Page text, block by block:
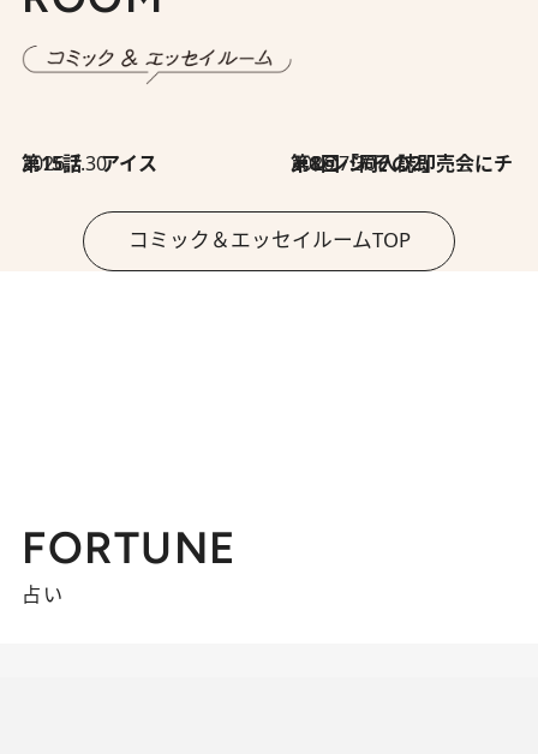
2026.7.30
第15話 アイス 2026.7.30
第8回「同人誌即売会にチャレンジ その2」
コミック＆エッセイルームTOP
FORTUNE
占い